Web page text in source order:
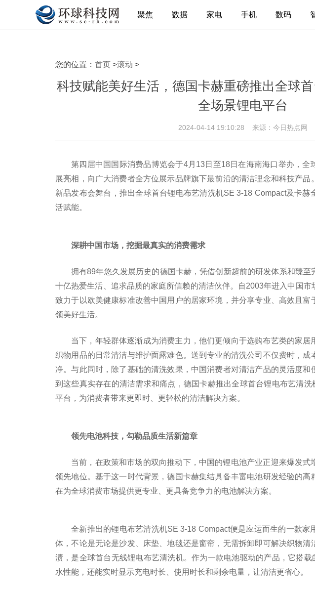
聚焦 数据 家电 手机 数码
您的位置： 首页 >滚动 >
科技赋能美好生活，德国卡赫重磅推出全球
全场景锂电平台
2024-04-14 19:10:28 来源：今日热点网
第四届中国国际消费品博览会于4月13日至18日在海南海口举办，全
展亮相，向广大消费者全方位展示品牌旗下最前沿的清洁理念和科技产品
新品发布会舞台，推出全球首台锂电布艺清洗机SE 3-18 Compact及卡赫
活赋能。
深耕中国市场，挖掘最真实的消费需求
拥有89年悠久发展历史的德国卡赫，凭借创新超前的研发体系和臻至
十亿热爱生活、追求品质的家庭所信赖的清洁伙伴。自2003年进入中国市
致力于以欧美健康标准改善中国用户的居家环境，并分享专业、高效且富
领美好生活。
当下，年轻群体逐渐成为消费主力，他们更倾向于选购布艺类的家
织物用品的日常清洁与维护面露难色。送到专业的清洗公司不仅费时，成
净。与此同时，除了基础的清洗效果，中国消费者对清洁产品的灵活度和
到这些真实存在的清洁需求和痛点，德国卡赫推出全球首台锂电布艺清
平台，为消费者带来更即时、更轻松的清洁解决方案。
领先电池科技，勾勒品质生活新篇章
当前，在政策和市场的双向推动下，中国的锂电池产业正迎来爆发式
领先地位。基于这一时代背景，德国卡赫集结具备丰富电池研发经验的高
在为全球消费市场提供更专业、更具备竞争力的电池解决方案。
全新推出的锂电布艺清洗机SE 3-18 Compact便是应运而生的一款家
体，不论是无论是沙发、床垫、地毯还是窗帘，无需拆卸即可解决织物清
渍，是全球首台无线锂电布艺清洗机。作为一款电池驱动的产品，它搭
水性能，还能实时显示充电时长、使用时长和剩余电量，让清洁更省心。